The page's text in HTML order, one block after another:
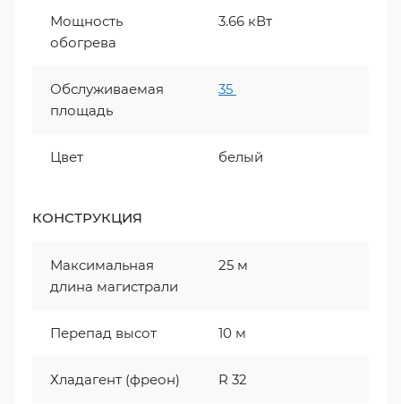
Мощность
обогрева
3.66 кВт
Обслуживаемая
площадь
35
Цвет белый
КОНСТРУКЦИЯ
Максимальная
длина магистрали
25 м
Перепад высот 10 м
Хладагент (фреон) R 32